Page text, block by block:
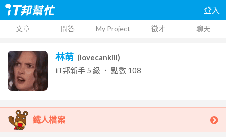
登入
文章 問答 My Project 徵才 聊天
林萌 (lovecankill)
iT邦新手 5 級 ‧ 點數 108
鐵人檔案